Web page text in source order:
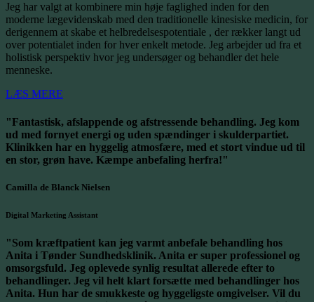
Jeg har valgt at kombinere min høje faglighed inden for den
moderne lægevidenskab med den traditionelle kinesiske medicin, for
derigennem at skabe et helbredelsespotentiale , der rækker langt ud
over potentialet inden for hver enkelt metode. Jeg arbejder ud fra et
holistisk perspektiv hvor jeg undersøger og behandler det hele
menneske.
LÆS MERE
"Fantastisk, afslappende og afstressende behandling. Jeg kom
ud med fornyet energi og uden spændinger i skulderpartiet.
Klinikken har en hyggelig atmosfære, med et stort vindue ud til
en stor, grøn have. Kæmpe anbefaling herfra!"
Camilla de Blanck Nielsen
Digital Marketing Assistant
"Som kræftpatient kan jeg varmt anbefale behandling hos
Anita i Tønder Sundhedsklinik. Anita er super professionel og
omsorgsfuld. Jeg oplevede synlig resultat allerede efter to
behandlinger. Jeg vil helt klart forsætte med behandlinger hos
Anita. Hun har de smukkeste og hyggeligste omgivelser. Vil du